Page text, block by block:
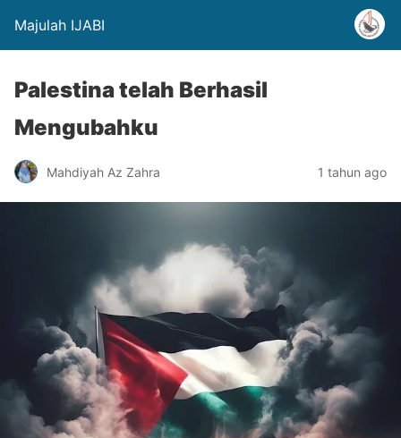
Majulah IJABI
Palestina telah Berhasil
Mengubahku
Mahdiyah Az Zahra 1 tahun ago